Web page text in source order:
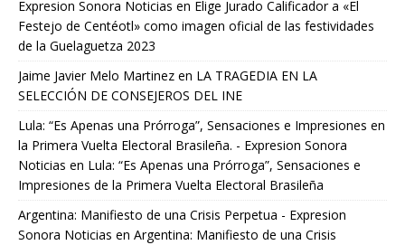
Expresion Sonora Noticias en Elige Jurado Calificador a «El
Festejo de Centéotl» como imagen oficial de las festividades
de la Guelaguetza 2023
Jaime Javier Melo Martinez en LA TRAGEDIA EN LA
SELECCIÓN DE CONSEJEROS DEL INE
Lula: “Es Apenas una Prórroga”, Sensaciones e Impresiones en
la Primera Vuelta Electoral Brasileña. - Expresion Sonora
Noticias en Lula: “Es Apenas una Prórroga”, Sensaciones e
Impresiones de la Primera Vuelta Electoral Brasileña
Argentina: Manifiesto de una Crisis Perpetua - Expresion
Sonora Noticias en Argentina: Manifiesto de una Crisis